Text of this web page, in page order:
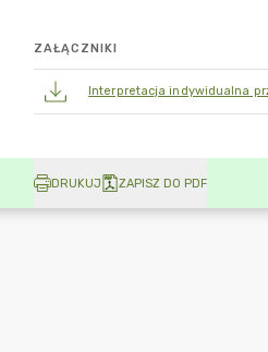
ZAŁĄCZNIKI
Interpretacja indywidualna
DRUKUJ ZAPISZ DO PDF